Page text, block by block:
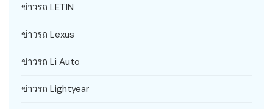
ข่าวรถ LETIN
ข่าวรถ Lexus
ข่าวรถ Li Auto
ข่าวรถ Lightyear